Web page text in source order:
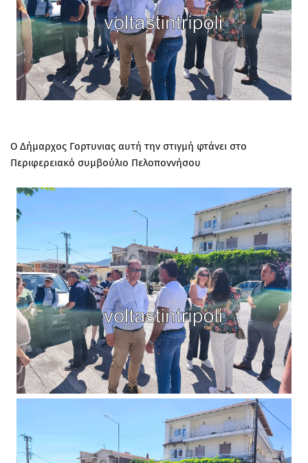
Ο Δήμαρχος Γορτυνιας αυτή την στιγμή φτάνει στο
Περιφερειακό συμβούλιο Πελοποννήσου